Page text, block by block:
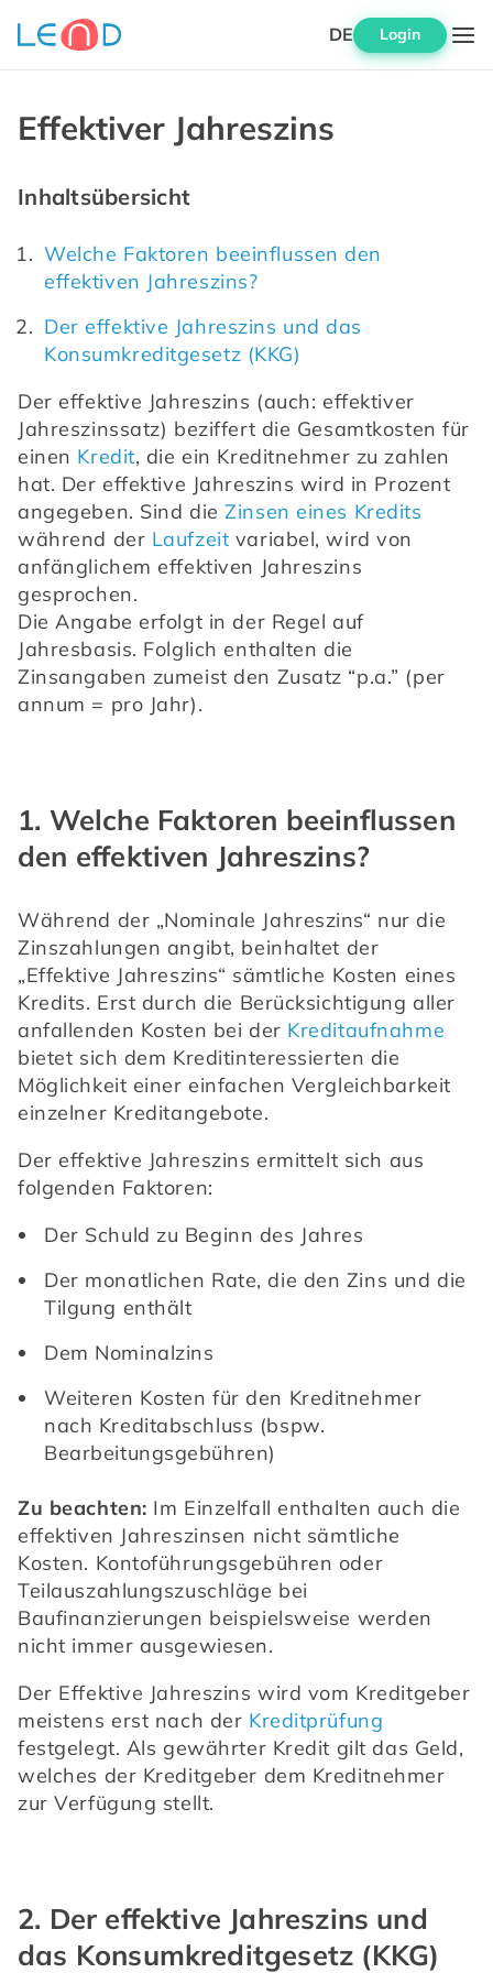
DE Login
Effektiver Jahreszins
Inhaltsübersicht
Welche Faktoren beeinflussen den
effektiven Jahreszins?
Der effektive Jahreszins und das
Konsumkreditgesetz (KKG)
Der effektive Jahreszins (auch: effektiver
Jahreszinssatz) beziffert die Gesamtkosten für
einen Kredit, die ein Kreditnehmer zu zahlen
hat. Der effektive Jahreszins wird in Prozent
angegeben. Sind die Zinsen eines Kredits
während der Laufzeit variabel, wird von
anfänglichem effektiven Jahreszins
gesprochen.
Die Angabe erfolgt in der Regel auf
Jahresbasis. Folglich enthalten die
Zinsangaben zumeist den Zusatz “p.a.” (per
annum = pro Jahr).
1. Welche Faktoren beeinflussen
den effektiven Jahreszins?
Während der „Nominale Jahreszins“ nur die
Zinszahlungen angibt, beinhaltet der
„Effektive Jahreszins“ sämtliche Kosten eines
Kredits. Erst durch die Berücksichtigung aller
anfallenden Kosten bei der Kreditaufnahme
bietet sich dem Kreditinteressierten die
Möglichkeit einer einfachen Vergleichbarkeit
einzelner Kreditangebote.
Der effektive Jahreszins ermittelt sich aus
folgenden Faktoren:
Der Schuld zu Beginn des Jahres
Der monatlichen Rate, die den Zins und die
Tilgung enthält
Dem Nominalzins
Weiteren Kosten für den Kreditnehmer
nach Kreditabschluss (bspw.
Bearbeitungsgebühren)
Zu beachten: Im Einzelfall enthalten auch die
effektiven Jahreszinsen nicht sämtliche
Kosten. Kontoführungsgebühren oder
Teilauszahlungszuschläge bei
Baufinanzierungen beispielsweise werden
nicht immer ausgewiesen.
Der Effektive Jahreszins wird vom Kreditgeber
meistens erst nach der Kreditprüfung
festgelegt. Als gewährter Kredit gilt das Geld,
welches der Kreditgeber dem Kreditnehmer
zur Verfügung stellt.
2. Der effektive Jahreszins und
das Konsumkreditgesetz (KKG)